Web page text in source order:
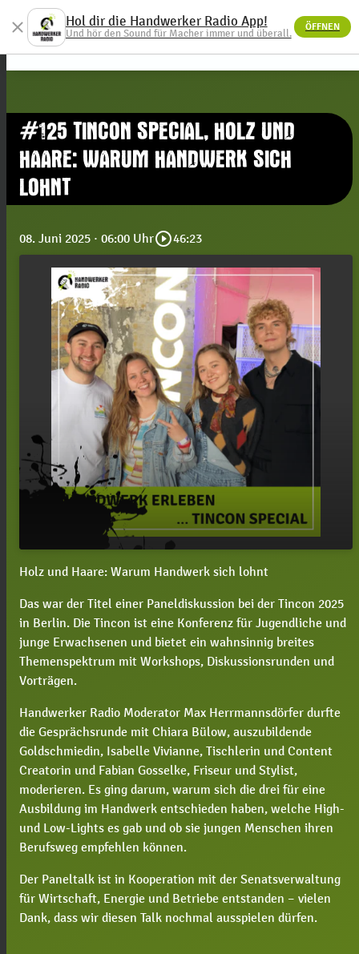
menu
#125 TINCON SPECIAL, HOLZ UND
HAARE: WARUM HANDWERK SICH
LOHNT
08. Juni 2025 · 06:00 Uhrplay_circle_outline46:23
play_arrow #125 Tincon Special, Holz und Haare: Warum
00:00 46:23
Holz und Haare: Warum Handwerk sich lohnt
Das war der Titel einer Paneldiskussion bei der Tincon 2025
in Berlin. Die Tincon ist eine Konferenz für Jugendliche und
junge Erwachsenen und bietet ein wahnsinnig breites
Themenspektrum mit Workshops, Diskussionsrunden und
Vorträgen.
Handwerker Radio Moderator Max Herrmannsdörfer durfte
die Gesprächsrunde mit Chiara Bülow, auszubildende
Goldschmiedin, Isabelle Vivianne, Tischlerin und Content
Creatorin und Fabian Gosselke, Friseur und Stylist,
moderieren. Es ging darum, warum sich die drei für eine
Ausbildung im Handwerk entschieden haben, welche High-
und Low-Lights es gab und ob sie jungen Menschen ihren
Berufsweg empfehlen können.
Der Paneltalk ist in Kooperation mit der Senatsverwaltung
für Wirtschaft, Energie und Betriebe entstanden – vielen
Dank, dass wir diesen Talk nochmal ausspielen dürfen.
close Hol dir die Handwerker Radio App!
Und hör den Sound für Macher immer und überall.
ÖFFNEN